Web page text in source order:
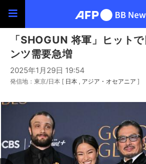
「SHOGUN 将軍」ヒット
ンツ需要急増
2025年1月29日 19:54
発信地：東京/日本 [ 日本 アジア・オセアニア ]